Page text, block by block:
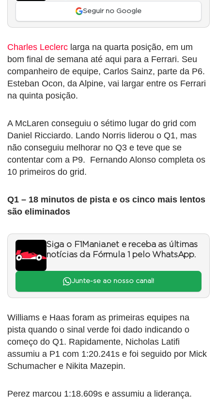
Seguir no Google
Charles Leclerc larga na quarta posição, em um
bom final de semana até aqui para a Ferrari. Seu
companheiro de equipe, Carlos Sainz, parte da P6.
Esteban Ocon, da Alpine, vai largar entre os Ferrari
na quinta posição.
A McLaren conseguiu o sétimo lugar do grid com
Daniel Ricciardo. Lando Norris liderou o Q1, mas
não conseguiu melhorar no Q3 e teve que se
contentar com a P9. Fernando Alonso completa os
10 primeiros do grid.
Q1 – 18 minutos de pista e os cinco mais lentos
são eliminados
Siga o F1Mania.net e receba as últimas
notícias da Fórmula 1 pelo WhatsApp.
Junte-se ao nosso canal!
Williams e Haas foram as primeiras equipes na
pista quando o sinal verde foi dado indicando o
começo do Q1. Rapidamente, Nicholas Latifi
assumiu a P1 com 1:20.241s e foi seguido por Mick
Schumacher e Nikita Mazepin.
Perez marcou 1:18.609s e assumiu a liderança.